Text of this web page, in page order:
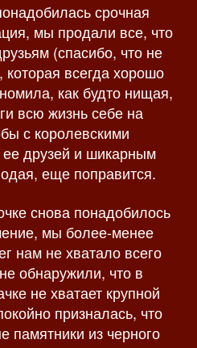
а
п
с
и
срочная
мы продали все, что
(спасибо, что не
всегда хорошо
как будто нищая,
всю жизнь себе на
с королевскими
друзей и шикарным
еще поправится.
снова понадобилось
мы более-менее
нам не хватало всего
обнаружили, что в
не хватает крупной
призналась, что
памятники из черного